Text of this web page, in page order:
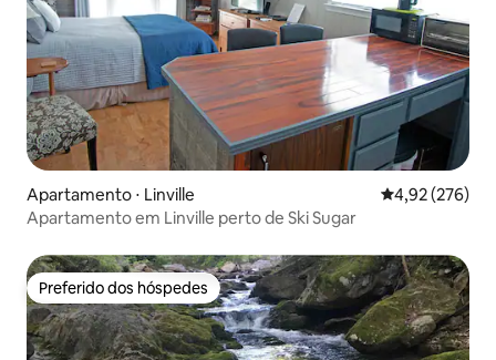
Apartamento ⋅ Linville 4,92 de uma
4,92 (276)
Apartamento em Linville perto de Ski Sugar
Preferido dos hóspedes
Preferido dos hóspedes